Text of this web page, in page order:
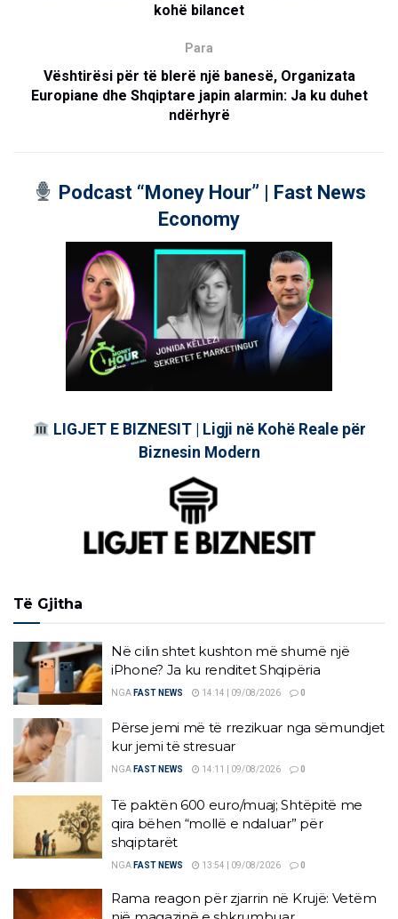
kohë bilancet
Para
Vështirësi për të blerë një banesë, Organizata
Europiane dhe Shqiptare japin alarmin: Ja ku duhet
ndërhyrë
Podcast “Money Hour” | Fast News
Economy
LIGJET E BIZNESIT | Ligji në Kohë Reale për
Biznesin Modern
Të Gjitha
Në cilin shtet kushton më shumë një
iPhone? Ja ku renditet Shqipëria
NGA FAST NEWS 14:14 | 09/08/2026 0
Përse jemi më të rrezikuar nga sëmundjet
kur jemi të stresuar
NGA FAST NEWS 14:11 | 09/08/2026 0
Të paktën 600 euro/muaj; Shtëpitë me
qira bëhen “mollë e ndaluar” për
shqiptarët
NGA FAST NEWS 13:54 | 09/08/2026 0
Rama reagon për zjarrin në Krujë: Vetëm